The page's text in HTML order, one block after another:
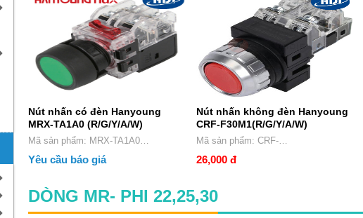
Nút nhấn có đèn Hanyoung
MRX-TA1A0 (R/G/Y/A/W)
Mã sản phẩm: MRX-TA1A0
(R/G/Y/A/W)
Yêu cầu báo giá
Nút nhấn không đèn Hanyoung
CRF-F30M1(R/G/Y/A/W)
Mã sản phẩm: CRF-
F30M1(R/G/Y/A/W)
26,000 đ
DÒNG MR- PHI 22,25,30